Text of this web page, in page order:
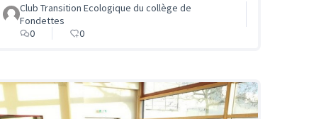
Club Transition Ecologique du collège de
Fondettes
0
0